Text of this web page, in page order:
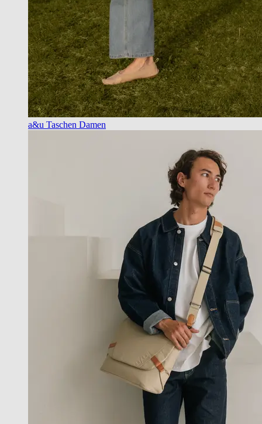
a&u Taschen Damen